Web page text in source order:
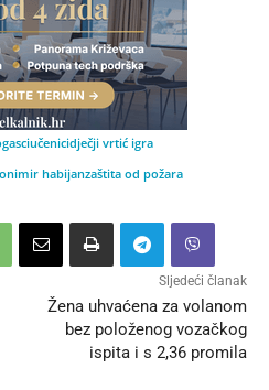
učenicidječji vrtić igra
habijanzaštita od požara
Sljedeći članak
Žena uhvaćena za volanom
bez položenog vozačkog
ispita i s 2,36 promila